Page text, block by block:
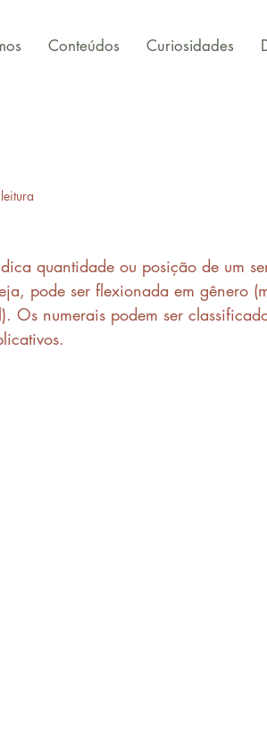
Conteúdos Curiosidades
quantidade ou posição de um
pode ser flexionada em gênero
Os numerais podem ser